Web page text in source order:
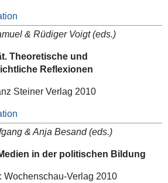
& Rüdiger Voigt (eds.)
Theoretische und
Reflexionen
Steiner Verlag 2010
& Anja Besand (eds.)
in der politischen Bildung
Wochenschau-Verlag 2010